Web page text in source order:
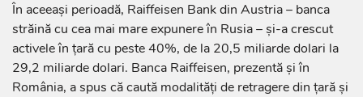
În aceeași perioadă, Raiffeisen Bank din Austria – banca
străină cu cea mai mare expunere în Rusia – și-a crescut
activele în țară cu peste 40%, de la 20,5 miliarde dolari la
29,2 miliarde dolari. Banca Raiffeisen, prezentă și în
România, a spus că caută modalități de retragere din țară și